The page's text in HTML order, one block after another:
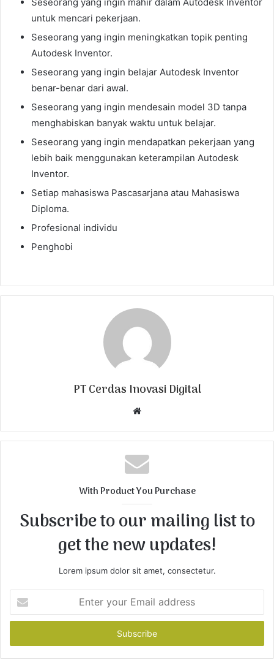
untuk mencari pekerjaan.
Seseorang yang ingin meningkatkan topik penting
Autodesk Inventor.
Seseorang yang ingin belajar Autodesk Inventor
benar-benar dari awal.
Seseorang yang ingin mendesain model 3D tanpa
menghabiskan banyak waktu untuk belajar.
Seseorang yang ingin mendapatkan pekerjaan yang
lebih baik menggunakan keterampilan Autodesk
Inventor.
Setiap mahasiswa Pascasarjana atau Mahasiswa
Diploma.
Profesional individu
Penghobi
PT Cerdas Inovasi Digital
b
s
i
With Product You Purchase
Subscribe to our mailing list to
get the new updates!
Lorem ipsum dolor sit amet, consectetur.
t
r
y